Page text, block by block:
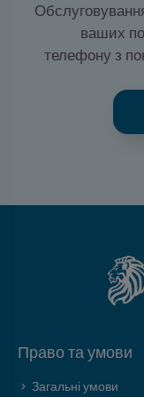
ваших
телефону з
Право та умови
Загальні умови